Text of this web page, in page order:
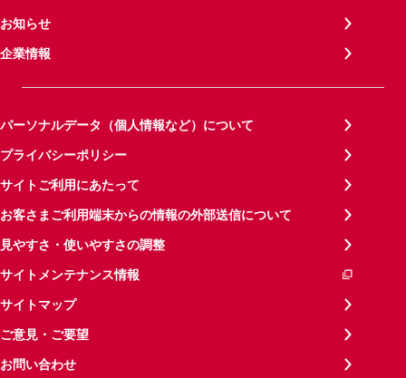
お知らせ
企業情報
パーソナルデータ（個人情報など）について
プライバシーポリシー
サイトご利用にあたって
お客さまご利用端末からの情報の外部送信について
見やすさ・使いやすさの調整
サイトメンテナンス情報
サイトマップ
ご意見・ご要望
お問い合わせ